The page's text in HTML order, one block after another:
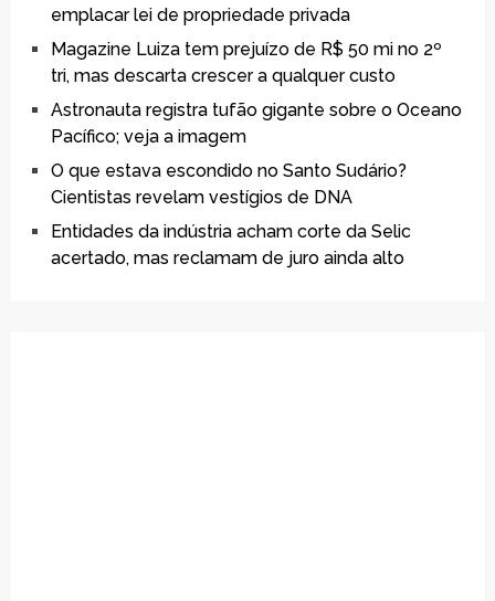
emplacar lei de propriedade privada
Magazine Luiza tem prejuízo de R$ 50 mi no 2º
tri, mas descarta crescer a qualquer custo
Astronauta registra tufão gigante sobre o Oceano
Pacífico; veja a imagem
O que estava escondido no Santo Sudário?
Cientistas revelam vestígios de DNA
Entidades da indústria acham corte da Selic
acertado, mas reclamam de juro ainda alto